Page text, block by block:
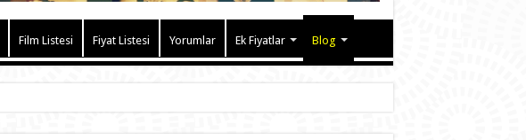
Film Listesi Fiyat Listesi Yorumlar Ek Fiyatlar Blog